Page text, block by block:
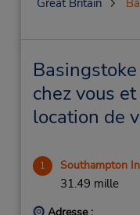
Great Britain
chez vous
location de
1 Southampton
31.49 mille